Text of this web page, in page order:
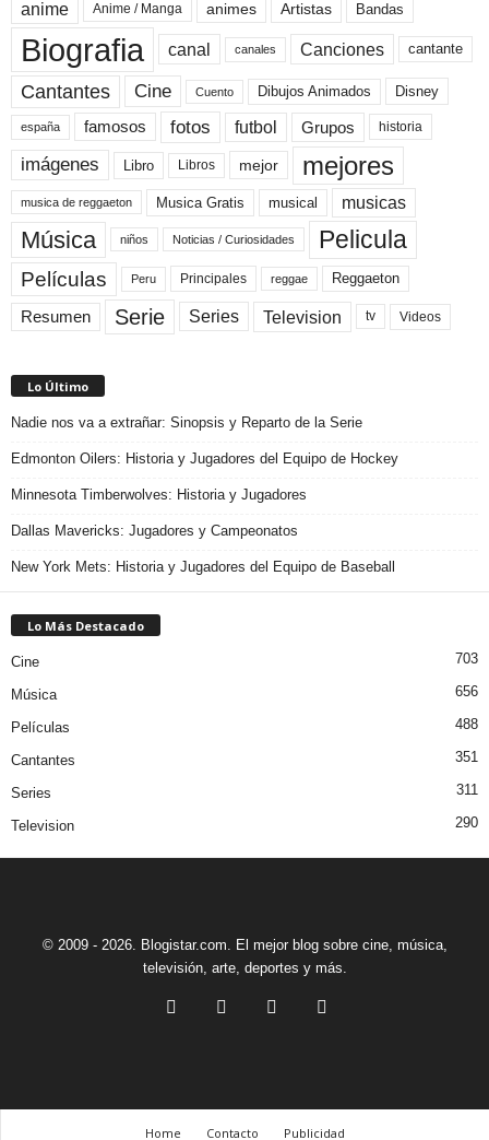
anime Anime / Manga animes Artistas Bandas
Biografia canal canales Canciones cantante
Cantantes Cine Cuento Dibujos Animados Disney
españa famosos fotos futbol Grupos historia
imágenes Libro Libros mejor mejores
musica de reggaeton Musica Gratis musical musicas
Música niños Noticias / Curiosidades Pelicula
Películas Peru Principales reggae Reggaeton
Resumen Serie Series Television tv Videos
Lo Último
Nadie nos va a extrañar: Sinopsis y Reparto de la Serie
Edmonton Oilers: Historia y Jugadores del Equipo de Hockey
Minnesota Timberwolves: Historia y Jugadores
Dallas Mavericks: Jugadores y Campeonatos
New York Mets: Historia y Jugadores del Equipo de Baseball
Lo Más Destacado
Cine 703
Música 656
Películas 488
Cantantes 351
Series 311
Television 290
© 2009 - 2026. Blogistar.com. El mejor blog sobre cine, música,
televisión, arte, deportes y más.
Home Contacto Publicidad